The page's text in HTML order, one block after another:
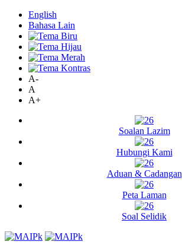
English
Bahasa Lain
A-
A
A+
Soalan Lazim
Hubungi Kami
Aduan & Cadangan
Peta Laman
Soal Selidik